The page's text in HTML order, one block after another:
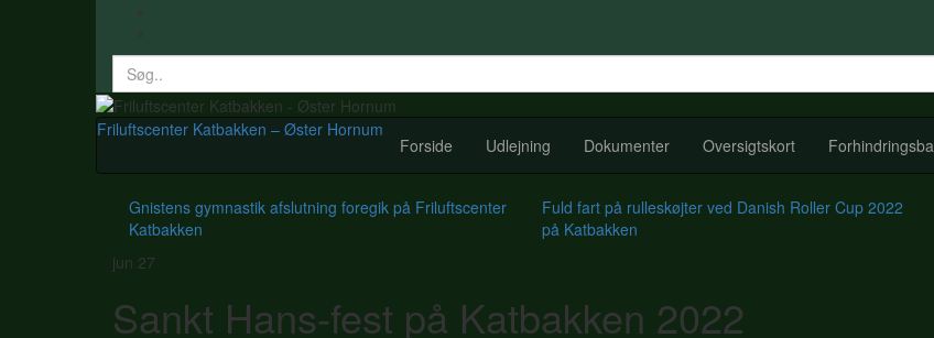
Search
for:
Friluftscenter Katbakken – Øster Hornum
Forside Udlejning Dokumenter Oversigtskort
Gnistens gymnastik afslutning foregik på Friluftscenter
Katbakken
Fuld fart på rulleskøjter ved Danish Roller Cup 2022
på Katbakken
jun 27
Sankt Hans-fest på Katbakken 2022